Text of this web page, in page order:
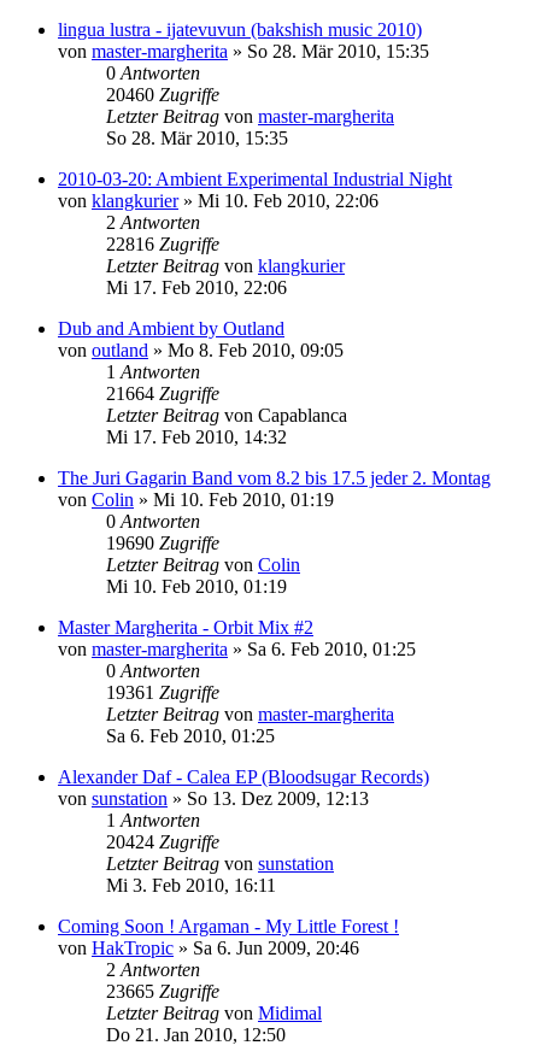
lingua lustra - ijatevuvun (bakshish music 2010)
von master-margherita » So 28. Mär 2010, 15:35
0 Antworten
20460 Zugriffe
Letzter Beitrag von master-margherita
So 28. Mär 2010, 15:35
2010-03-20: Ambient Experimental Industrial Night
von klangkurier» Mi 10. Feb 2010, 22:06
2 Antworten
22816 Zugriffe
Letzter Beitrag von klangkurier
Mi 17. Feb 2010, 22:06
Dub and Ambient by Outland
von outland » Mo 8. Feb 2010, 09:05
1 Antworten
21664 Zugriffe
Letzter Beitrag von Capablanca
Mi 17. Feb 2010, 14:32
The Juri Gagarin Band vom 8.2 bis 17.5 jeder 2. Montag
von Colin » Mi 10. Feb 2010, 01:19
0 Antworten
19690 Zugriffe
Letzter Beitrag von Colin
Mi 10. Feb 2010, 01:19
Master Margherita - Orbit Mix #2
von master-margherita » Sa 6. Feb 2010, 01:25
0 Antworten
19361 Zugriffe
Letzter Beitrag von master-margherita
Sa 6. Feb 2010, 01:25
Alexander Daf - Calea EP (Bloodsugar Records)
von sunstation » So 13. Dez 2009, 12:13
1 Antworten
20424 Zugriffe
Letzter Beitrag von sunstation
Mi 3. Feb 2010, 16:11
Coming Soon ! Argaman - My Little Forest !
von HakTropic » Sa 6. Jun 2009, 20:46
2 Antworten
23665 Zugriffe
Letzter Beitrag von Midimal
Do 21. Jan 2010, 12:50